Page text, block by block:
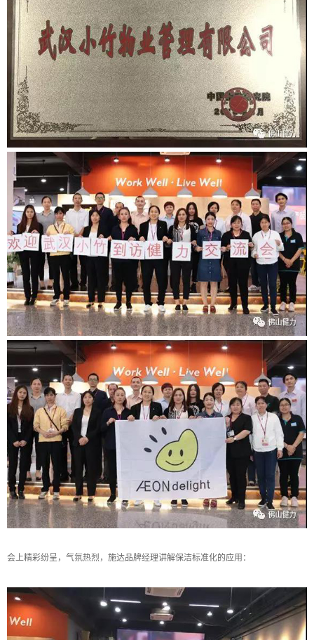
会上精彩纷呈，气氛热烈，施达品牌经理讲解保洁标准化的应用：